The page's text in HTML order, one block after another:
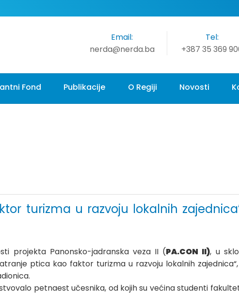
Email:
nerda@nerda.ba
Tel:
+387 35 369
Fond Publikacije O Regiji Novosti
turizma u razvoju lokalnih
projekta Panonsko-jadranska veza II (PA.CON II), u
ptica kao faktor turizma u razvoju lokalnih
petnaest učesnika, od kojih su većina studenti